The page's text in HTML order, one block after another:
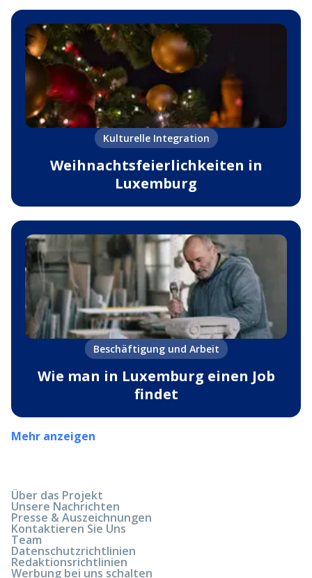
Kulturelle Integration
Weihnachtsfeierlichkeiten in
Luxemburg
Beschäftigung und Arbeit
Wie man in Luxemburg einen Job
findet
Mehr anzeigen
Über das Projekt
Unsere Nachrichten
Presse & Auszeichnungen
Kontaktieren Sie Uns
Team
Datenschutzrichtlinien
Redaktionsrichtlinien
Werbung bei uns schalten